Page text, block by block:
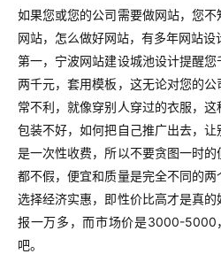
如果您或您的公司需要做网站，您
网站，怎么做好网站，有多年网站设
第一，宁波网站建设城池设计提醒
两千元，套用模板，这无论对您的
常不利，就像穿别人穿过的衣服，
包装不好，如何把自己推广出去，
是一次性收费，所以不要贪图一时
都不假，便宜和质量是完全不同的
选择经济实惠，即性价比高才是真
报一万多，而市场价是3000-5000
吧。